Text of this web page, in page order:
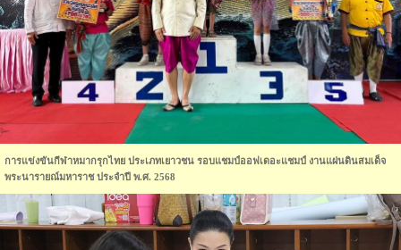
การแข่งขันกีฬาหมากรุกไทย ประเภทเยาวชน รอบแชมป์ออฟเดอะแชมป์ งานแผ่นดินสมเด็จ
พระนารายณ์มหาราช ประจำปี พ.ศ. 2568